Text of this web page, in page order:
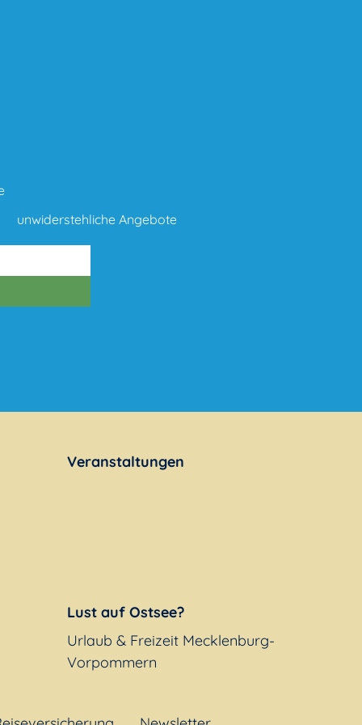
unwiderstehliche Angebote
Veranstaltungen
Lust auf Ostsee?
Urlaub & Freizeit Mecklenburg-
Vorpommern